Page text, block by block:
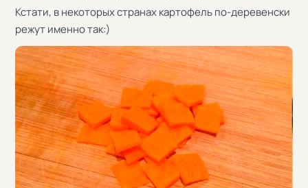
Кстати, в некоторых странах картофель по-деревенски
режут именно так:)